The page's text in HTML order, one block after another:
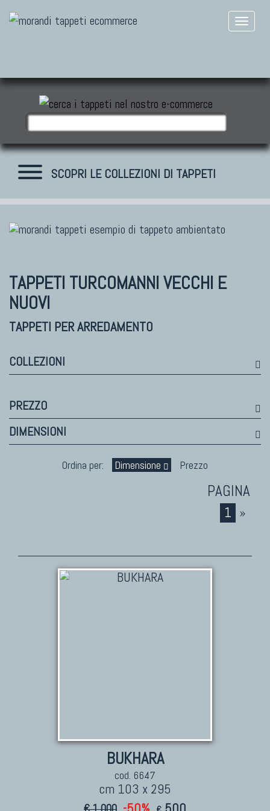
SCOPRI LE COLLEZIONI DI TAPPETI
TAPPETI MODERNI
Himalayan
Bhadohi Moderni
Kala Laie
Reloaded
TAPPETI DI DESIGN D'ARTE
Marco Nereo Rotelli
Daniela Marchetti
Giorgio Palù
TAPPETI PERSIANI
Collezione Peshawar
TAPPETI TURCOMANNI VECCHI E
NUOVI
TAPPETI PER ARREDAMENTO
COLLEZIONI
PREZZO
DIMENSIONI
Ordina per: Dimensione Prezzo
1 »
BUKHARA
cod. 6647
cm 103 x 295